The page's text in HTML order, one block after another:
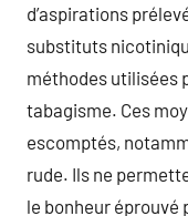
d’aspirations
substituts
méthodes utilisées
tabagisme. Ces
escomptés,
rude. Ils ne
le bonheur éprouvé